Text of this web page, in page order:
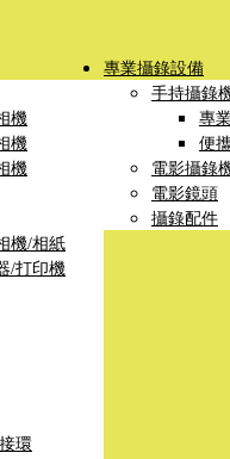
機
機
機
機/相紙
/打印機
環
專業攝錄設備
手持攝錄
專
便
電影攝錄
電影鏡頭
攝錄配件